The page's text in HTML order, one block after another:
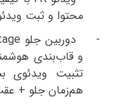
محتوا و ثبت
-
دوربین جلو
و قاب‌بندی
تثبیت ویدئوی
هم‌زمان جلو +